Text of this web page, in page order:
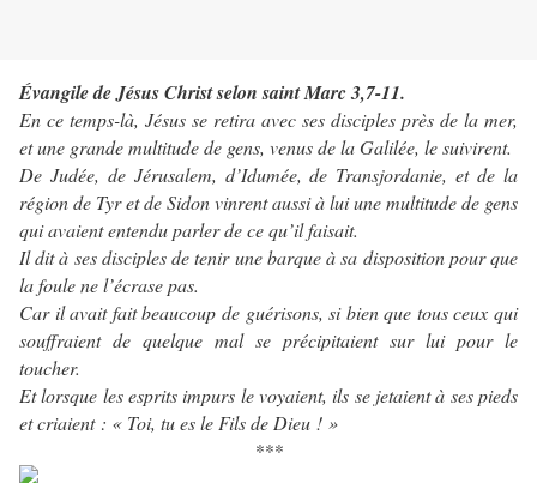
Évangile de Jésus Christ selon saint Marc3,7-11.
En ce temps-là, Jésus se retira avec ses disciples près de la mer,
et une grande multitude de gens, venus de la Galilée, le suivirent.
De Judée, de Jérusalem, d’Idumée, de Transjordanie, et de la
région de Tyr et de Sidon vinrent aussi à lui une multitude de gens
qui avaient entendu parler de ce qu’il faisait.
Il dit à ses disciples de tenir une barque à sa disposition pour que
la foule ne l’écrase pas.
Car il avait fait beaucoup de guérisons, si bien que tous ceux qui
souffraient de quelque mal se précipitaient sur lui pour le
toucher.
Et lorsque les esprits impurs le voyaient, ils se jetaient à ses pieds
et criaient : « Toi, tu es le Fils de Dieu ! »
***